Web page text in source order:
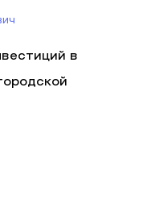
в